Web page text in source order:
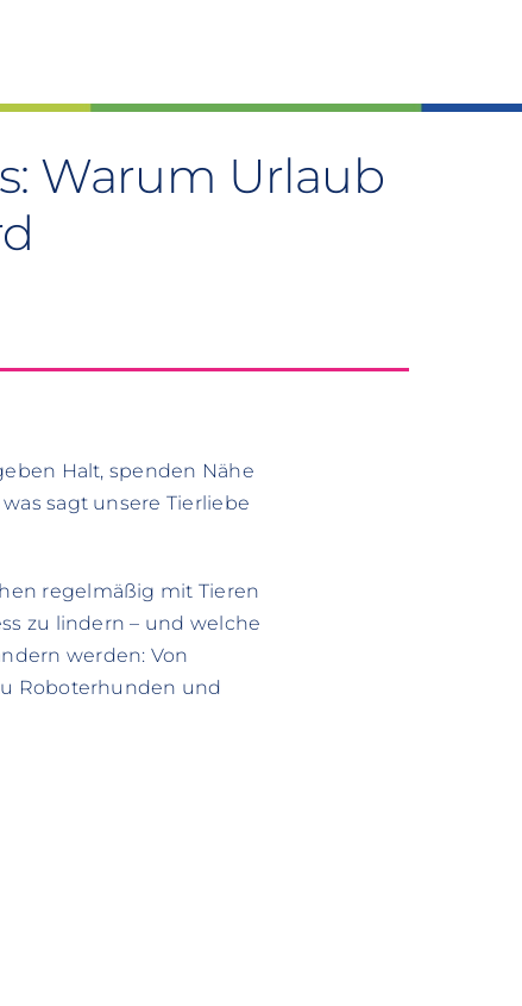
Warum Urlaub
Halt, spenden Nähe
sagt unsere Tierliebe
regelmäßig mit Tieren
zu lindern – und welche
werden: Von
Roboterhunden und